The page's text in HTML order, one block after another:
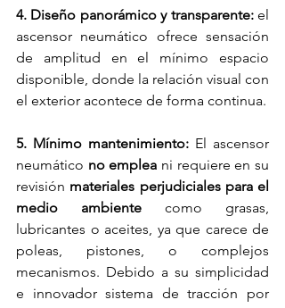
4. Diseño panorámico y transparente: el
ascensor neumático ofrece sensación
de amplitud en el mínimo espacio
disponible, donde la relación visual con
5. Mínimo mantenimiento: El ascensor
neumático no emplea ni requiere en su
revisión materiales perjudiciales para el
medio ambiente como grasas,
lubricantes o aceites, ya que carece de
poleas, pistones, o complejos
mecanismos. Debido a su simplicidad
e innovador sistema de tracción por